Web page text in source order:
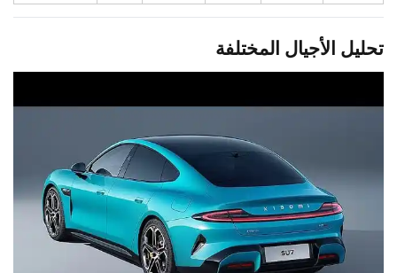
تحليل الأجيال المختلفة